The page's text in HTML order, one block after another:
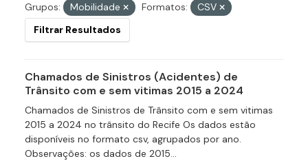
Grupos:
Mobilidade Formatos:
CSV
Filtrar Resultados
Chamados de Sinistros (Acidentes) de
Trânsito com e sem vitimas 2015 a 2024
Chamados de Sinistros de Trânsito com e sem vitimas
2015 a 2024 no trânsito do Recife Os dados estão
disponíveis no formato csv, agrupados por ano.
Observações: os dados de 2015...